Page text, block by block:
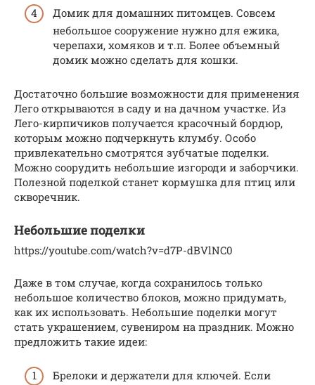
Домик для домашних питомцев. Совсем
небольшое сооружение нужно для ежика,
черепахи, хомяков и т.п. Более объемный
домик можно сделать для кошки.
Достаточно большие возможности для применения
Лего открываются в саду и на дачном участке. Из
Лего-кирпичиков получается красочный бордюр,
которым можно подчеркнуть клумбу. Особо
привлекательно смотрятся зубчатые поделки.
Можно соорудить небольшие изгороди и заборчики.
Полезной поделкой станет кормушка для птиц или
скворечник.
Небольшие поделки
https://youtube.com/watch?v=d7P-dBVlNC0
Даже в том случае, когда сохранилось только
небольшое количество блоков, можно придумать,
как их использовать. Небольшие поделки могут
стать украшением, сувениром на праздник. Можно
предложить такие идеи:
Брелоки и держатели для ключей. Если